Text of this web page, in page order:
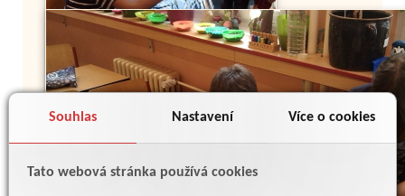
Souhlas Nastavení Více o cookies
Tato webová stránka používá cookies